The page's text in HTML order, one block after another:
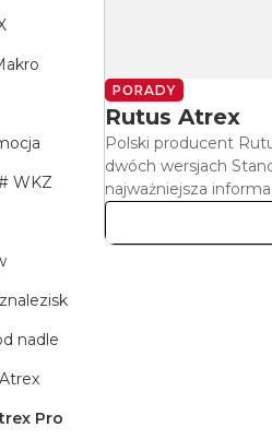
WKZ
nadle
Atrex
Pro
PORADY
Rutus Atrex
Polski producent
dwóch wersjach
najważniejsza